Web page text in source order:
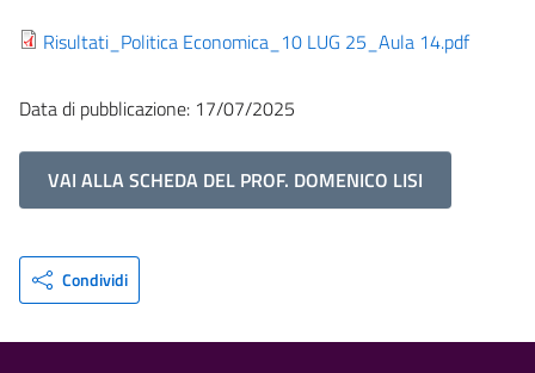
Risultati_Politica Economica_10 LUG 25_Aula 14.pdf
Data di pubblicazione: 17/07/2025
VAI ALLA SCHEDA DEL PROF. DOMENICO LISI
Condividi